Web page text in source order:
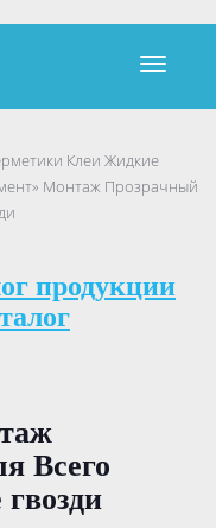
Клеи Жидкие
Монтаж Прозрачный
продукции
Всего